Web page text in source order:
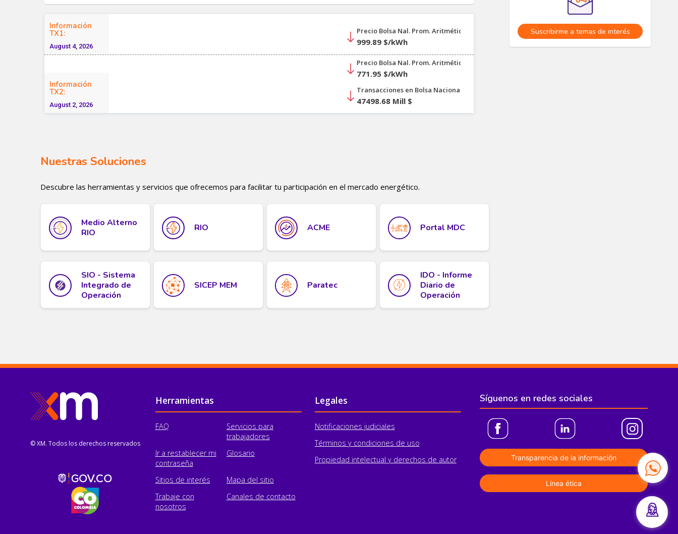
Nuestras Soluciones
Descubre las herramientas y servicios que ofrecemos para facilitar tu participación en el mercado energético.
Medio Alterno
RIO
RIO ACME Portal MDC
SIO - Sistema
Integrado de
Operación
SICEP MEM Paratec
IDO - Informe
Diario de
Operación
Suscribirme a temas de interés
© XM. Todos los derechos reservados
Pie de página
Herramientas
FAQ
Servicios para
trabajadores
Ir a restablecer mi
contraseña
Glosario
Sitios de interés
Mapa del sitio
Trabaje con
nosotros
Canales de contacto
Legales
Notificaciones judiciales
Términos y condiciones de uso
Propiedad intelectual y derechos de autor
Síguenos en redes sociales
Transparencia de la información
Línea ética